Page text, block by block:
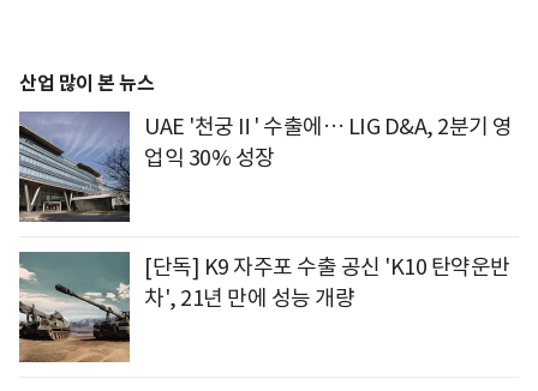
산업 많이 본 뉴스
UAE '천궁Ⅱ' 수출에… LIG D&A, 2분기 영
업익 30% 성장
[단독] K9 자주포 수출 공신 'K10 탄약운반
차', 21년 만에 성능 개량